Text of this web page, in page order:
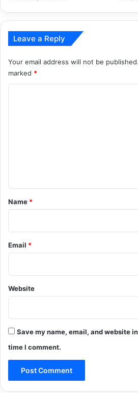
Leave a Reply
Your email address will not be published.
marked *
*
Name *
Email *
Website
Save my name, email, and website
time I comment.